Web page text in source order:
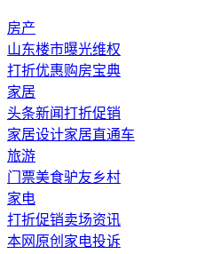
房产
山东楼市曝光维权
打折优惠购房宝典
家居
头条新闻打折促销
家居设计家居直通车
旅游
门票美食驴友乡村
家电
打折促销卖场资讯
本网原创 家电投诉